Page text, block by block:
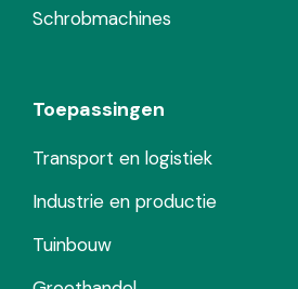
Schrobmachines
Toepassingen
Transport en logistiek
Industrie en productie
Tuinbouw